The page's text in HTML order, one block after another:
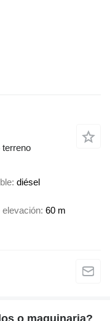
terreno
diésel
elevación 60 m